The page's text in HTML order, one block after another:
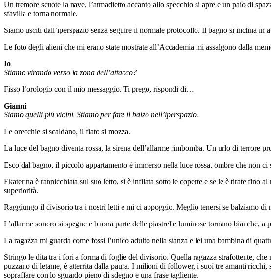
Un tremore scuote la nave, l’armadietto accanto allo specchio si apre e un paio di
sfavilla e torna normale.
Siamo usciti dall’iperspazio senza seguire il normale protocollo. Il bagno si inclina
Le foto degli alieni che mi erano state mostrate all’Accademia mi assalgono dalla
Io
Stiamo virando verso la zona dell’attacco?
Fisso l’orologio con il mio messaggio. Ti prego, rispondi di…
Gianni
Siamo quelli più vicini. Stiamo per fare il balzo nell’iperspazio.
Le orecchie si scaldano, il fiato si mozza.
La luce del bagno diventa rossa, la sirena dell’allarme rimbomba. Un urlo di terrore
Esco dal bagno, il piccolo appartamento è immerso nella luce rossa, ombre che non
Ekaterina è rannicchiata sul suo letto, si è infilata sotto le coperte e se le è tirate fino
superiorità.
Raggiungo il divisorio tra i nostri letti e mi ci appoggio. Meglio tenersi se balziamo
L’allarme sonoro si spegne e buona parte delle piastrelle luminose tornano bianche, a
La ragazza mi guarda come fossi l’unico adulto nella stanza e lei una bambina di
Stringo le dita tra i fori a forma di foglie del divisorio. Quella ragazza strafottente,
puzzano di letame, è atterrita dalla paura. I milioni di follower, i suoi tre amanti
sopraffare con lo sguardo pieno di sdegno e una frase tagliente.